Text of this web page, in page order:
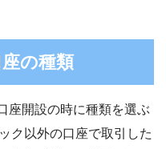
の種類
座開設の時に種類を選ぶ
ク以外の口座で取引した